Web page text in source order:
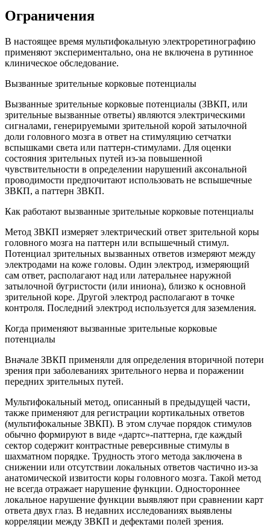
Ограничения
В настоящее время мультифокальную электроретинографию
применяют экспериментально, она не включена в рутинное
клиническое обследование.
Вызванные зрительные корковые потенциалы
Вызванные зрительные корковые потенциалы (ЗВКП, или
зрительные вызванные ответы) являются электрическими
сигналами, генерируемыми зрительной корой затылочной
доли головного мозга в ответ на стимуляцию сетчатки
вспышками света или паттерн-стимулами. Для оценки
состояния зрительных путей из-за повышенной
чувствительности в определении нарушений аксональной
проводимости предпочитают использовать не вспышечные
ЗВКП, а паттерн ЗВКП.
Как работают вызванные зрительные корковые потенциалы
Метод ЗВКП измеряет электрический ответ зрительной коры
головного мозга на паттерн или вспышечный стимул.
Потенциал зрительных вызванных ответов измеряют между
электродами на коже головы. Один электрод, измеряющий
сам ответ, располагают над или латеральнее наружной
затылочной бугристости (или иниона), близко к основной
зрительной коре. Другой электрод располагают в точке
контроля. Последний электрод используется для заземления.
Когда применяют вызванные зрительные корковые
потенциалы
Вначале ЗВКП применяли для определения вторичной потери
зрения при заболеваниях зрительного нерва и поражении
передних зрительных путей.
Мультифокальный метод, описанный в предыдущей части,
также применяют для регистрации кортикальных ответов
(мультифокальные ЗВКП). В этом случае порядок стимулов
обычно формируют в виде «дартс»-паттерна, где каждый
сектор содержит контрастные реверсивные стимулы в
шахматном порядке. Трудность этого метода заключена в
снижении или отсутствии локальных ответов частично из-за
анатомической извитости коры головного мозга. Такой метод
не всегда отражает нарушение функции. Одностороннее
локальное нарушение функции выявляют при сравнении карт
ответа двух глаз. В недавних исследованиях выявлены
корреляции между ЗВКП и дефектами полей зрения.